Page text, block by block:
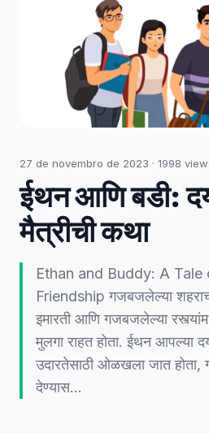
27 de novembro de 2023 · 1998
ईथन आणि बडी:
मैत्रीची कथा
Ethan and Buddy: A Tale
Friendship गजबजलेल्या
इमारती आणि गजबजलेल्या
मुलगा राहत होता. ईथन आपल्या
उदारतेसाठी ओळखला जात होता,
देण्यास…